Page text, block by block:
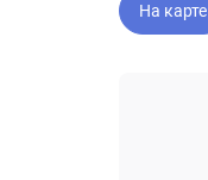
На карте